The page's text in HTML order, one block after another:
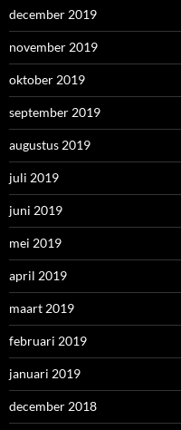
december 2019
november 2019
oktober 2019
september 2019
augustus 2019
juli 2019
juni 2019
mei 2019
april 2019
maart 2019
februari 2019
januari 2019
december 2018